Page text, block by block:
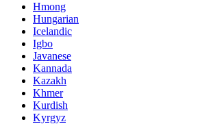
Hmong
Hungarian
Icelandic
Igbo
Javanese
Kannada
Kazakh
Khmer
Kurdish
Kyrgyz